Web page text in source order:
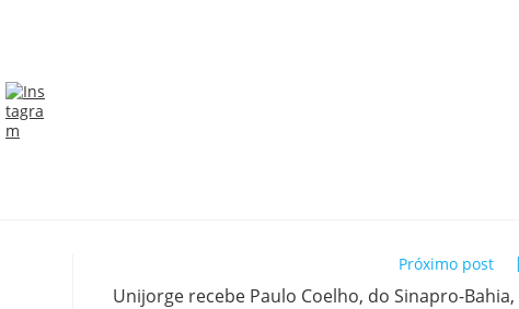
Próximo post
Unijorge recebe Paulo Coelho, do Sinapro-Bahia,